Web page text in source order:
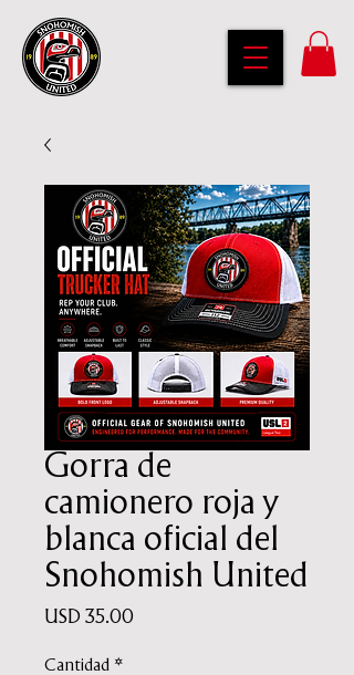
Gorra de
camionero roja y
blanca oficial del
Snohomish United
USD 35.00Precio
Cantidad *